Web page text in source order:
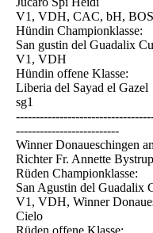
V1, VDH, CAC, bH, BOS
Hündin Championklasse:
San gustin del Guadalix
V1, VDH
Hündin offene Klasse:
Liberia del Sayad el Gazel
sg1
--------------------------
Winner Donaueschingen
Richter Fr. Annette
Rüden Championklasse:
San Agustin del Guadalix
V1, VDH, Winner
Cielo